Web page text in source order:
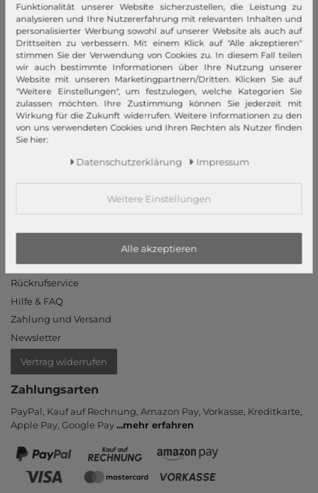
AGB
Widerrufsrecht
Datenschutzerklärung
Datenschutzeinstellungen
Barrierefreiheitserklärung
Jobs
Unsere Stores
Mein Konto
Login
Rücksendung
Rückrufservice
Hilfe & FAQ
Zahlung und Versand
Newsletter
Vertrag widerrufen
Zahlungsarten
PayPal, Kauf auf Rechnung, Amazon Pay, Vor­kasse, Kredit­karte,
Apple Pay, Google Pay...mehr erfahren
Funktionalität unserer Website sicherzustellen, die Leistung zu
analysieren und Ihre Nutzererfahrung mit relevanten Inhalten und
personalisierter Werbung sowohl auf unserer Website als auch auf
Drittseiten zu verbessern. Mit einem Klick auf "Alle akzeptieren"
stimmen Sie der Verwendung von Cookies zu. In diesem Fall teilen
wir auch bestimmte Informationen über Ihre Nutzung unserer
Website mit unseren Marketingpartnern/Dritten. Klicken Sie auf
"Weitere Einstellungen", um festzulegen, welche Kategorien Sie
zulassen möchten. Ihre Zustimmung können Sie jederzeit mit
Wirkung für die Zukunft widerrufen. Weitere Informationen zu den
von uns verwendeten Cookies und Ihren Rechten als Nutzer finden
Sie hier:
Daten­schutz­erklärung Impressum
Weitere Einstellungen
Alle akzeptieren